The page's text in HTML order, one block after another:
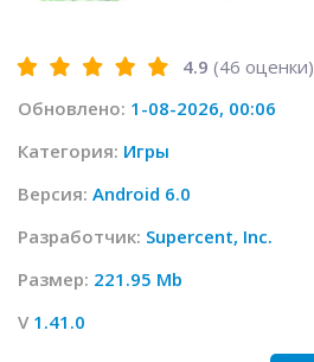
4.9 (46 оценки)
Обновлено: 1-08-2026, 00:06
Категория: Игры
Версия: Android 6.0
Разработчик: Supercent, Inc.
Размер: 221.95 Mb
V 1.41.0